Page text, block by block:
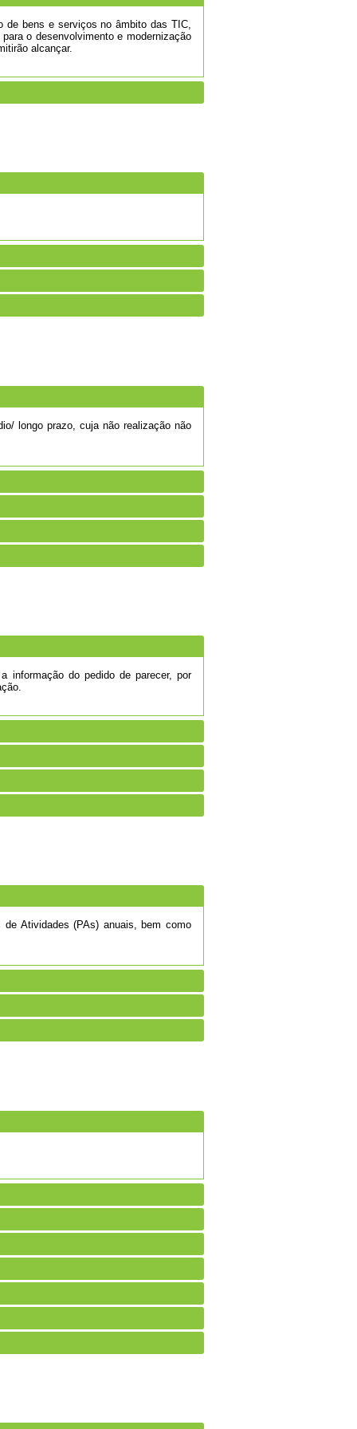
de bens e serviços no âmbito das TIC,
o desenvolvimento e modernização
alcançar.
longo prazo, cuja não realização não
informação do pedido de parecer, por
Atividades (PAs) anuais, bem como